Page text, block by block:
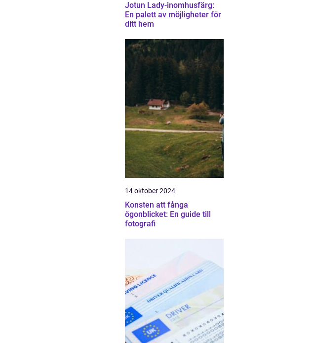
Jotun Lady-inomhusfärg:
En palett av möjligheter för
ditt hem
14 oktober 2024
Konsten att fånga
ögonblicket: En guide till
fotografi